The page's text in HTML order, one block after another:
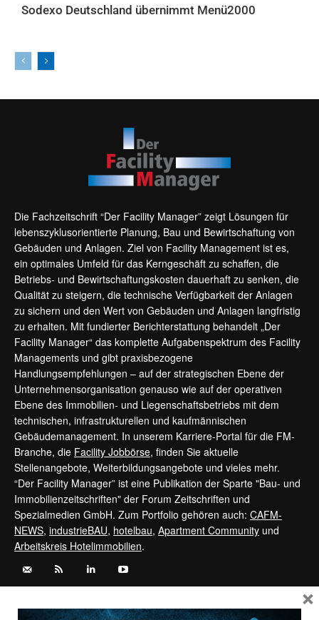
Sodexo Deutschland übernimmt Menü2000
Die Fachzeitschrift “Der Facility Manager” zeigt Lösungen für
lebenszyklusorientierte Planung, Bau und Bewirtschaftung von
Gebäuden und Anlagen. Ziel von Facility Management ist es,
ein optimales Umfeld für das Kerngeschäft zu schaffen, die
Betriebs- und Bewirtschaftungskosten dauerhaft zu senken, die
Qualität zu steigern, die technische Verfügbarkeit der Anlagen
zu sichern und den Wert von Gebäuden und Anlagen langfristig
zu erhalten. Mit fundierter Berichterstattung behandelt „Der
Facility Manager“ das komplette Aufgabenspektrum des Facility
Managements und gibt praxisbezogene
Handlungsempfehlungen – auf der strategischen Ebene der
Unternehmensorganisation genauso wie auf der operativen
Ebene des Immobilien- und Liegenschaftsbetriebs mit dem
technischen, infrastrukturellen und kaufmännischen
Gebäudemanagement. In unserem Karriere-Portal für die FM-
Branche, die Facility Jobbörse, finden Sie aktuelle
Stellenangebote, Weiterbildungsangebote und vieles mehr.
“Der Facility Manager” ist eine Publikation der Sparte "Bau- und
Immobilienzeitschriften" der Forum Zeitschriften und
Spezialmedien GmbH. Zum Portfolio gehören auch: CAFM-
NEWS, industrieBAU, hotelbau, Apartment Community und
Arbeitskreis Hotelimmobilien.
Kontaktieren Sie uns:service@forum-zeitschriften.de ×